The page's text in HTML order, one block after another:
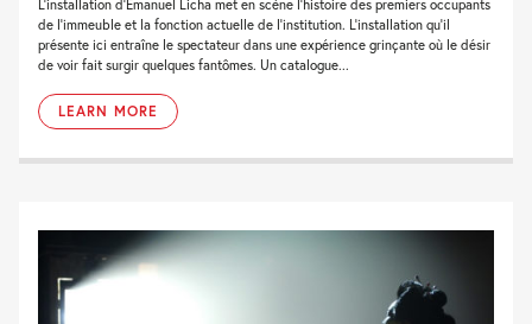
L’installation d’Emanuel Licha met en scène l’histoire des premiers occupants
de l’immeuble et la fonction actuelle de l’institution. L’installation qu’il
présente ici entraîne le spectateur dans une expérience grinçante où le désir
de voir fait surgir quelques fantômes. Un catalogue...
LEARN MORE